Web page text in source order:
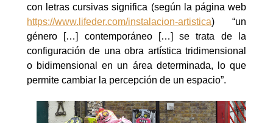
con letras cursivas significa (según la página web
https://www.lifeder.com/instalacion-artistica) “un
género […] contemporáneo […] se trata de la
configuración de una obra artística tridimensional
o bidimensional en un área determinada, lo que
permite cambiar la percepción de un espacio”.